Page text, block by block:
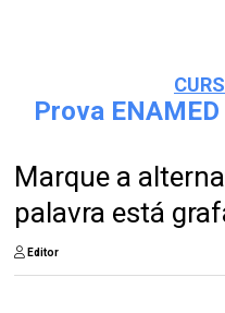
Prova
Marque a
palavra está
Editor